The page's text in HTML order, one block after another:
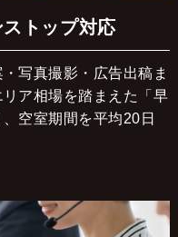
トップ対応
写真撮影・広告出稿ま
ア相場を踏まえた「早
空室期間を平均20日